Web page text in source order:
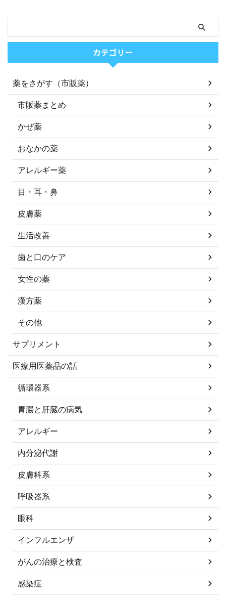
カテゴリー
薬をさがす（市販薬）
市販薬まとめ
かぜ薬
おなかの薬
アレルギー薬
目・耳・鼻
皮膚薬
生活改善
歯と口のケア
女性の薬
漢方薬
その他
サプリメント
医療用医薬品の話
循環器系
胃腸と肝臓の病気
アレルギー
内分泌代謝
皮膚科系
呼吸器系
眼科
インフルエンザ
がんの治療と検査
感染症